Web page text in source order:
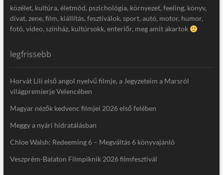
közélet, kultúra, életmód, pszichológia, környezet, feeling, könyv,
divat, zene, film, kiállítás, fesztiválok, sport, autó, motor, humor,
fotó, video, színház, kultúrsokk, enteriőr, meg amit akartok
legfrissebb
Horvát Lili első angol nyelvű filmje, a Jegyzeteim a Marsról
világpremierje Velencében
Magyar nézők kedvenc filmjei 2026 első felében
Meggy a nyári hidratálásban
Chloe Walsh: Redeeming 6 – Megváltás 6 könyvajánló
Veszprém-Balaton Filmpiknik 2026 filmfesztivál